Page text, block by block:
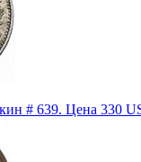
# 639. Цена 330